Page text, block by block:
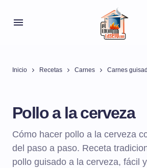
Inicio Recetas Carnes Carnes
Pollo a la cerveza
Cómo hacer pollo a la cerveza
del paso a paso. Receta
pollo guisado a la cerveza, fácil